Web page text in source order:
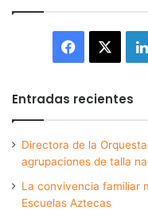
Facebook
Entradas recientes
Directora de la
agrupaciones de talla
La convivencia familiar
Escuelas Aztecas